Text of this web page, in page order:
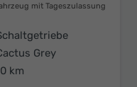
mit Tageszulassung
Grey
km